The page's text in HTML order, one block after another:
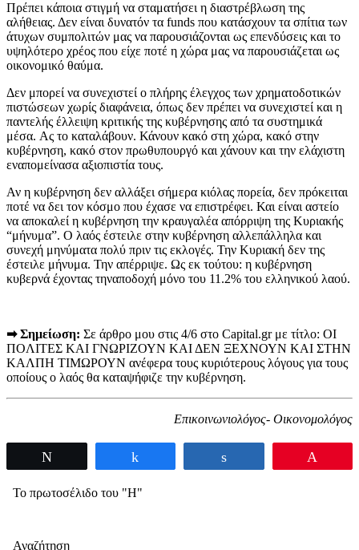
Πρέπει κάποια στιγμή να σταματήσει η διαστρέβλωση της
αλήθειας. Δεν είναι δυνατόν τα funds που κατάσχουν τα σπίτια των
άτυχων συμπολιτών μας να παρουσιάζονται ως επενδύσεις και το
υψηλότερο χρέος που είχε ποτέ η χώρα μας να παρουσιάζεται ως
οικονομικό θαύμα.
Δεν μπορεί να συνεχιστεί ο πλήρης έλεγχος των χρηματοδοτικών
πιστώσεων χωρίς διαφάνεια, όπως δεν πρέπει να συνεχιστεί και η
παντελής έλλειψη κριτικής της κυβέρνησης από τα συστημικά
μέσα. Aς το καταλάβουν. Κάνουν κακό στη χώρα, κακό στην
κυβέρνηση, κακό στον πρωθυπουργό και χάνουν και την ελάχιστη
εναπομείνασα αξιοπιστία τους.
Αν η κυβέρνηση δεν αλλάξει σήμερα κιόλας πορεία, δεν πρόκειται
ποτέ να δει τον κόσμο που έχασε να επιστρέφει. Και είναι αστείο
να αποκαλεί η κυβέρνηση την κραυγαλέα απόρριψη της Κυριακής
“μήνυμα”. Ο λαός έστειλε στην κυβέρνηση αλλεπάλληλα και
συνεχή μηνύματα πολύ πριν τις εκλογές. Την Κυριακή δεν της
έστειλε μήνυμα. Την απέρριψε. Ως εκ τούτου: η κυβέρνηση
κυβερνά έχοντας τηναποδοχή μόνο του 11.2% του ελληνικού λαού.
➡︎ Σημείωση: Σε άρθρο μου στις 4/6 στο Capital.gr με τίτλο: ΟΙ
ΠOΛΙΤΕΣ ΚΑΙ ΓΝΩΡΙΖΟΥΝ ΚΑΙ ΔΕΝ ΞΕΧΝΟΥΝ ΚΑΙ ΣΤΗΝ
ΚΑΛΠΗ ΤΙΜΩΡΟΥΝ ανέφερα τους κυριότερους λόγους για τους
οποίους ο λαός θα καταψήφιζε την κυβέρνηση.
Επικοινωνιολόγος- Οικονομολόγος
Το πρωτοσέλιδο του "Η"
Αναζήτηση